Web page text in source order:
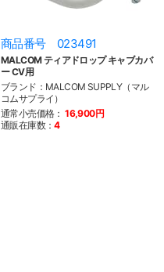
商品番号 023491
MALCOM ティアドロップ キャブカバ
ー CV用
ブランド：MALCOM SUPPLY（マル
コムサプライ）
通常小売価格： 16,900円
通販在庫数：4